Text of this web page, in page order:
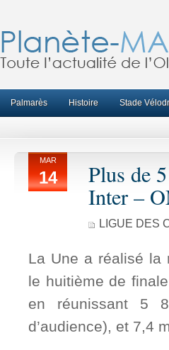
Palmarès Histoire Stade
MAR
14 Plus de
Inter –
LIGUE DES
La Une a réalisé la
le huitième de
en réunissant 5
d’audience), et 7,4